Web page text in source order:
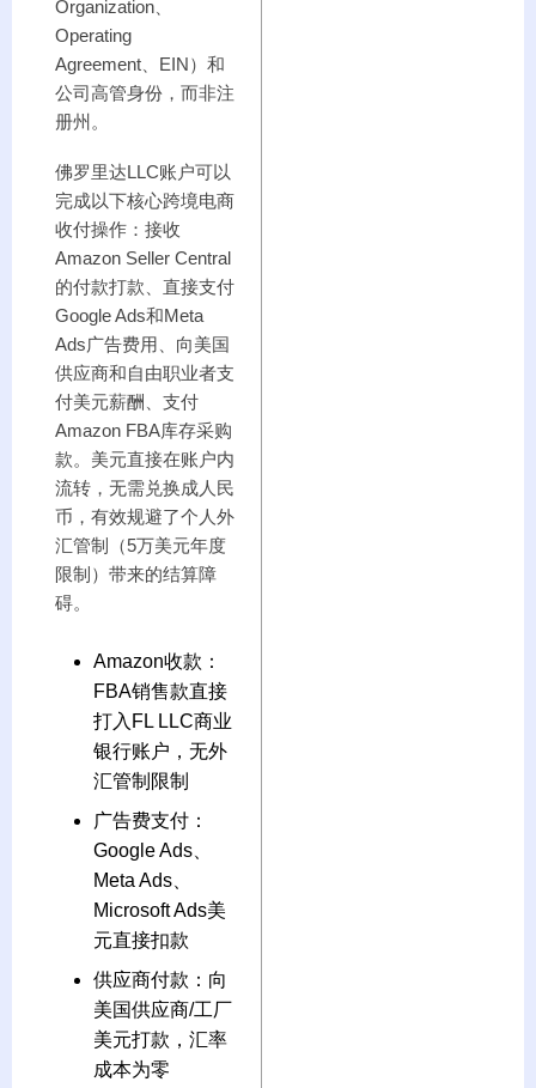
Organization、
Operating
Agreement、EIN）和
公司高管身份，而非注
册州。
佛罗里达LLC账户可以
完成以下核心跨境电商
收付操作：接收
Amazon Seller Central
的付款打款、直接支付
Google Ads和Meta
Ads广告费用、向美国
供应商和自由职业者支
付美元薪酬、支付
Amazon FBA库存采购
款。美元直接在账户内
流转，无需兑换成人民
币，有效规避了个人外
汇管制（5万美元年度
限制）带来的结算障
碍。
Amazon收款：
FBA销售款直接
打入FL LLC商业
银行账户，无外
汇管制限制
广告费支付：
Google Ads、
Meta Ads、
Microsoft Ads美
元直接扣款
供应商付款：向
美国供应商/工厂
美元打款，汇率
成本为零